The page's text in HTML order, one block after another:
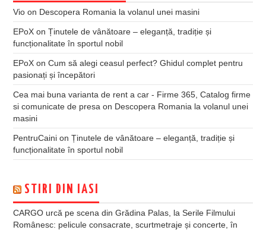
Vio on Descopera Romania la volanul unei masini
EPoX onȚinutele de vânătoare – eleganță, tradiție și
funcționalitate în sportul nobil
EPoX onCum să alegi ceasul perfect? Ghidul complet pentru
pasionați și începători
Cea mai buna varianta de rent a car - Firme 365, Catalog firme
si comunicate de presa on Descopera Romania la volanul unei
masini
PentruCaini onȚinutele de vânătoare – eleganță, tradiție și
funcționalitate în sportul nobil
STIRI DIN IASI
CARGO urcă pe scena din Grădina Palas, la Serile Filmului
Românesc: pelicule consacrate, scurtmetraje și concerte, în